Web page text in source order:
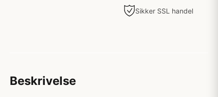
Sikker SSL handel
Beskrivelse